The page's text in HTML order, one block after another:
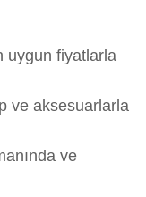
uygun fiyatlarla
ve aksesuarlarla
ve